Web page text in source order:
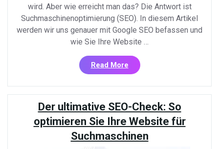
wird. Aber wie erreicht man das? Die Antwort ist
Suchmaschinenoptimierung (SEO). In diesem Artikel
werden wir uns genauer mit Google SEO befassen und
wie Sie Ihre Website …
Read More«Google
SEO:
Wie
Sie
Ihre
Website
in
den
Der ultimative SEO-Check: So
optimieren Sie Ihre Website für
Suchmaschinen